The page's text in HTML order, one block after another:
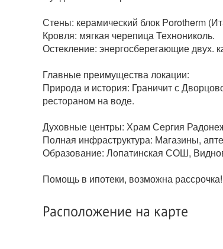
Стены: керамический блок Porotherm
Кровля: мягкая черепица Технониколь.
Остекление: энергосберегающие
Главные преимущества локации:
Природа и история: Граничит с
рестораном на воде.
Духовные центры: Храм Сергия
Полная инфраструктура: Магазины,
Образование: Лопатинская СОШ,
Помощь в ипотеки, возможна
Расположение на карте